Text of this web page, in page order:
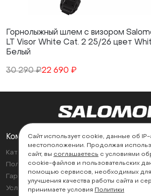
Горнолыжный шлем с визором
LT Visor White Cat. 2 25/26 цвет
Белый
30 290 ₽22 690 ₽
Компания
Каталог
Политика возврата
Гарантии
Условия эксплуатации
Поддержка
Контакты
Найти магазин
Сайт использует cookie, данные об
местоположении. Продолжая
сайт, вы соглашаетесь с условиями
cookie-файлов и пользовательских
помощью сервисов, необходимых для
улучшения качества работы сайта и
принимаете условия Политики